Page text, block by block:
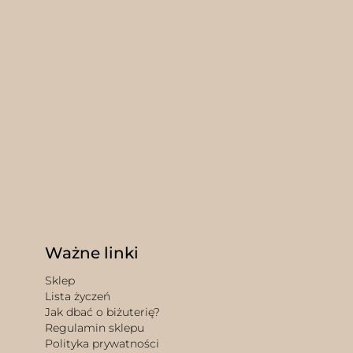
Ważne linki
Sklep
Lista życzeń
Jak dbać o biżuterię?
Regulamin sklepu
Polityka prywatności